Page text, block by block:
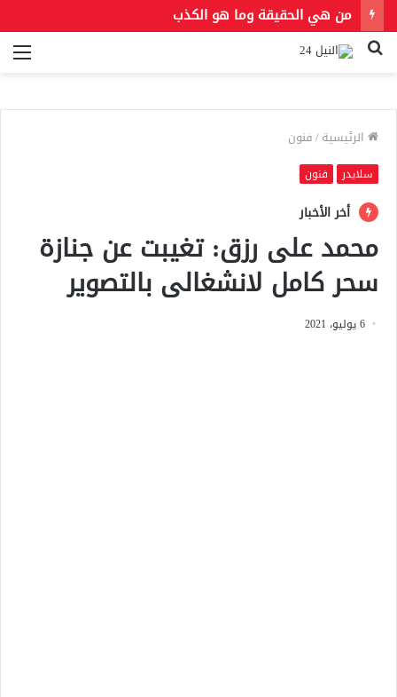
من هي الحقيقة وما هو الكذب
بحث
الرئيسية/فنون
سلايدر فنون
أخر الأخبار
محمد على رزق: تغيبت عن جنازة
سحر كامل لانشغالى بالتصوير
6 يوليو، 2021